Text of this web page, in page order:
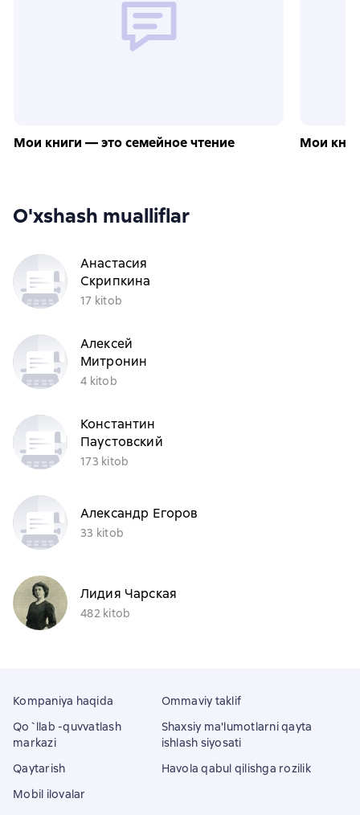
Мои книги — это семейное чтение Мои
O'xshash mualliflar
Анастасия
Скрипкина
17 kitob
Алексей
Митронин
4 kitob
Константин
Паустовский
173 kitob
Александр Егоров
33 kitob
Лидия Чарская
482 kitob
Kompaniya haqida
Qo`llab -quvvatlash
markazi
Qaytarish
Mobil ilovalar
Ommaviy taklif
Shaxsiy ma'lumotlarni qayta
ishlash siyosati
Havola qabul qilishga rozilik